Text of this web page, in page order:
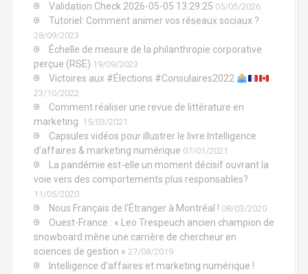
Validation Check 2026-05-05 13:29:25 05/05/2026
Tutoriel: Comment animer vos réseaux sociaux ?
28/09/2023
Échelle de mesure de la philanthropie corporative
perçue (RSE) 19/09/2023
Victoires aux #Élections #Consulaires2022
23/10/2022
Comment réaliser une revue de littérature en
marketing. 15/03/2021
Capsules vidéos pour illustrer le livre Intelligence
d’affaires & marketing numérique 07/01/2021
La pandémie est-elle un moment décisif ouvrant la
voie vers des comportements plus responsables?
11/05/2020
Nous Français de l’Étranger à Montréal ! 08/03/2020
Ouest-France : « Leo Trespeuch ancien champion de
snowboard mène une carrière de chercheur en
sciences de gestion » 27/08/2019
Intelligence d’affaires et marketing numérique !